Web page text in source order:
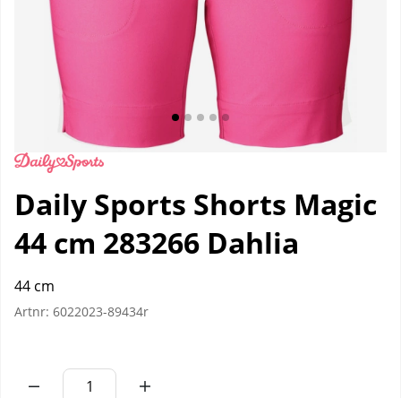
Daily Sports Shorts Magic
44 cm 283266 Dahlia
44 cm
Artnr: 6022023-89434r